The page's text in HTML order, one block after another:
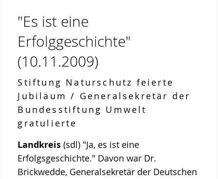
Projekte
ab 2023 MOOSland
ab 2022 PALUDIfarming
ab 2018 NRSP-CANAPE
ab 2013 DBU-Projekt
ab 2009 Ausstellung der Stiftung Naturschutz
Über uns
Geschäftsstelle
"Es ist eine
Erfolggeschichte"
(10.11.2009)
Stiftung Naturschutz feierte
Jubiläum / Generalsekretär der
Bundesstiftung Umwelt
gratulierte
Landkreis(sdl) "Ja, es ist eine
Erfolgsgeschichte." Davon war Dr.
Brickwedde, Generalsekretär der Deutschen